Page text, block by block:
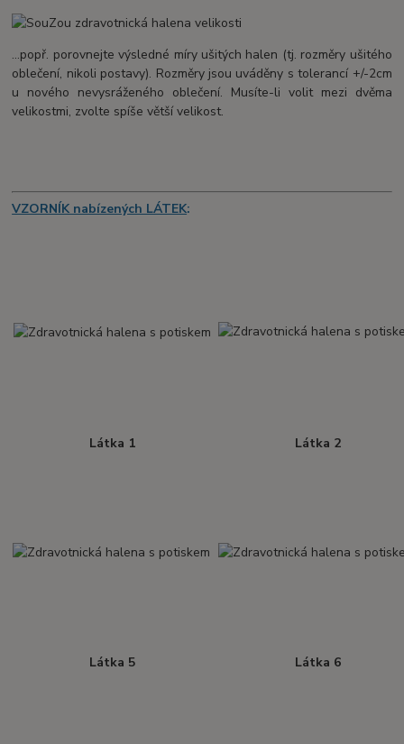
...popř. porovnejte výsledné míry ušitých halen (tj. rozměry ušitého
oblečení, nikoli postavy). Rozměry jsou uváděny s tolerancí +/-2cm
u nového nevysráženého oblečení. Musíte-li volit mezi dvěma
velikostmi, zvolte spíše větší velikost.
VZORNÍK nabízených LÁTEK:
Látka 1 Látka 2
Látka 5 Látka 6